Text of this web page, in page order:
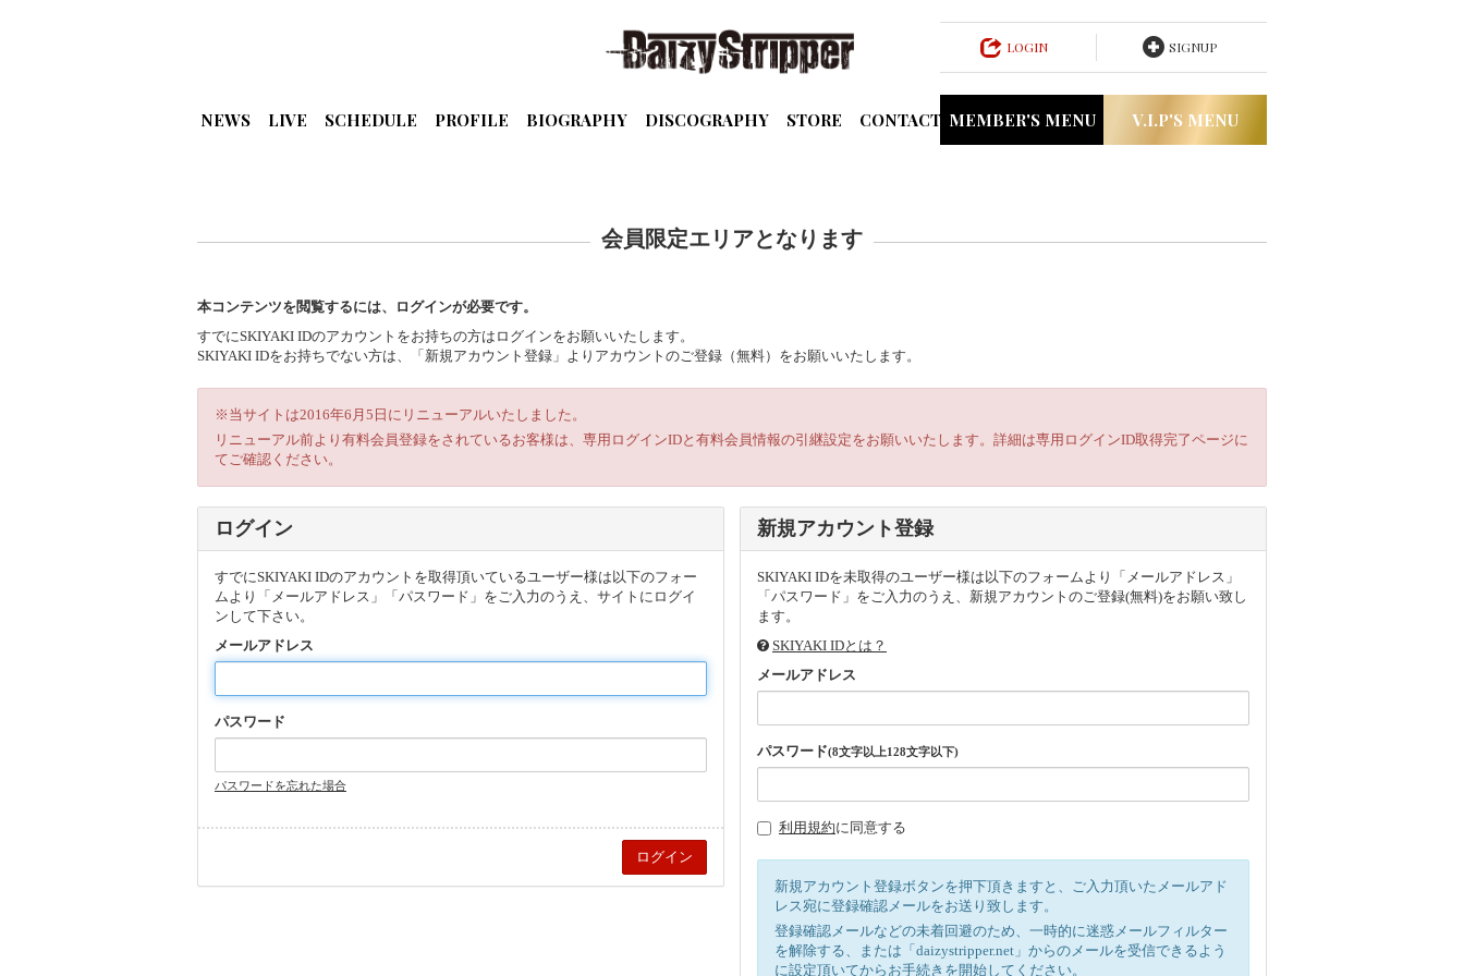
LOGIN SIGNUP
NEWS LIVE SCHEDULE PROFILE BIOGRAPHY DISCOGRAPHY STORE CONTACT V.I.P'S MENU
MEMBER'S MENU
会員限定エリアとなります
本コンテンツを閲覧するには、ログインが必要です。
すでにSKIYAKI IDのアカウントをお持ちの方はログインをお願いいたします。
SKIYAKI IDをお持ちでない方は、「新規アカウント登録」よりアカウントのご登録（無料）をお願いいたします。
※当サイトは2016年6月5日にリニューアルいたしました。
リニューアル前より有料会員登録をされているお客様は、専用ログインIDと有料会員情報の引継設定をお願いいたします。詳細は専用ログインID取得完了ページに
てご確認ください。
ログイン
すでにSKIYAKI IDのアカウントを取得頂いているユーザー様は以下のフォー
ムより「メールアドレス」「パスワード」をご入力のうえ、サイトにログイ
ンして下さい。
メールアドレス
パスワード
パスワードを忘れた場合
新規アカウント登録
SKIYAKI IDを未取得のユーザー様は以下のフォームより「メールアドレス」
「パスワード」をご入力のうえ、新規アカウントのご登録(無料)をお願い致し
ます。
SKIYAKI IDとは？
メールアドレス
パスワード(8文字以上128文字以下)
利用規約に同意する
新規アカウント登録ボタンを押下頂きますと、ご入力頂いたメールアド
レス宛に登録確認メールをお送り致します。
登録確認メールなどの未着回避のため、一時的に迷惑メールフィルター
を解除する、または「daizystripper.net」からのメールを受信できるよう
に設定頂いてからお手続きを開始してください。